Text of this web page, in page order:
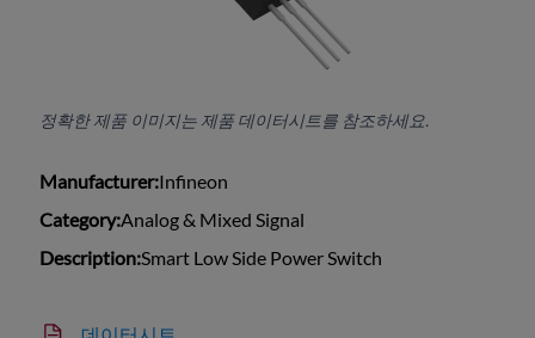
정확한 제품 이미지는 제품 데이터시트를 참조하세요.
Manufacturer:Infineon
Category:Analog & Mixed Signal
Description:Smart Low Side Power Switch